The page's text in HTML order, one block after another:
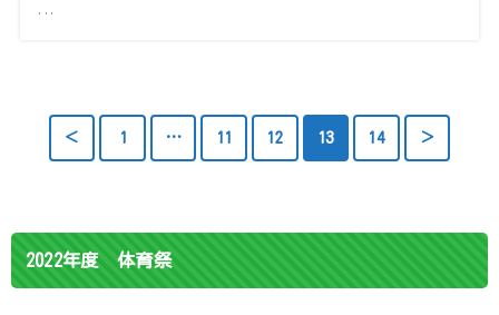
＜ 1 … 11 12 13 14 ＞
2022年度 体育祭